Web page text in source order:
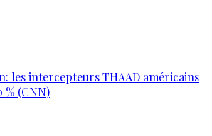
les intercepteurs THAAD américains
% (CNN)